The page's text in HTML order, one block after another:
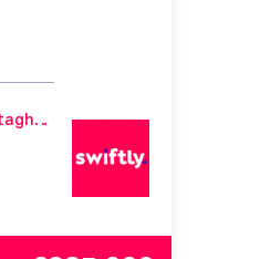
Apt 62 Castlemartin Close, Betaghstown, Castlemartin, Meath, Ireland, A92K44Y